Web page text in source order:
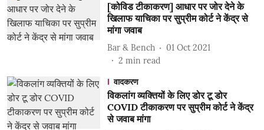
[कोविड टीकाकरण] आधार पर जोर देने के
खिलाफ याचिका पर सुप्रीम कोर्ट ने केंद्र से
मांगा जवाब
Bar & Bench
01 Oct 2021
2 min read
वादकरण
विकलांग व्यक्तियों के लिए डोर टू डोर
COVID टीकाकरण पर सुप्रीम कोर्ट ने केंद्र
से जवाब मांगा